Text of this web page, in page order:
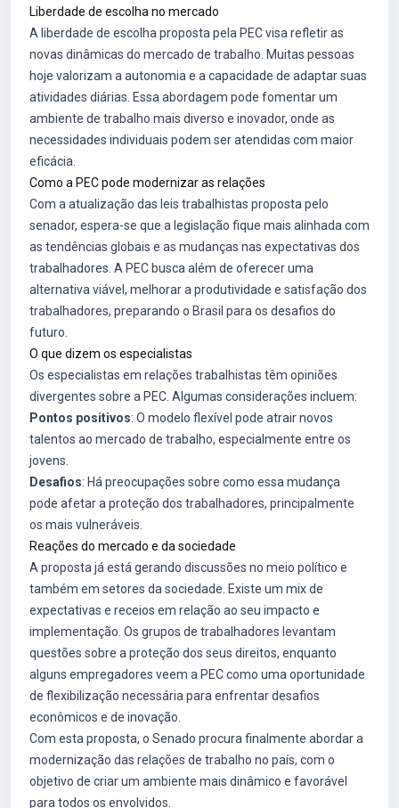
Liberdade de escolha no mercado
A liberdade de escolha proposta pela PEC visa refletir as
novas dinâmicas do mercado de trabalho. Muitas pessoas
hoje valorizam a autonomia e a capacidade de adaptar suas
atividades diárias. Essa abordagem pode fomentar um
ambiente de trabalho mais diverso e inovador, onde as
necessidades individuais podem ser atendidas com maior
eficácia.
Como a PEC pode modernizar as relações
Com a atualização das leis trabalhistas proposta pelo
senador, espera-se que a legislação fique mais alinhada com
as tendências globais e as mudanças nas expectativas dos
trabalhadores. A PEC busca além de oferecer uma
alternativa viável, melhorar a produtividade e satisfação dos
trabalhadores, preparando o Brasil para os desafios do
futuro.
O que dizem os especialistas
Os especialistas em relações trabalhistas têm opiniões
divergentes sobre a PEC. Algumas considerações incluem:
Pontos positivos: O modelo flexível pode atrair novos
talentos ao mercado de trabalho, especialmente entre os
jovens.
Desafios: Há preocupações sobre como essa mudança
pode afetar a proteção dos trabalhadores, principalmente
os mais vulneráveis.
Reações do mercado e da sociedade
A proposta já está gerando discussões no meio político e
também em setores da sociedade. Existe um mix de
expectativas e receios em relação ao seu impacto e
implementação. Os grupos de trabalhadores levantam
questões sobre a proteção dos seus direitos, enquanto
alguns empregadores veem a PEC como uma oportunidade
de flexibilização necessária para enfrentar desafios
econômicos e de inovação.
Com esta proposta, o Senado procura finalmente abordar a
modernização das relações de trabalho no país, com o
objetivo de criar um ambiente mais dinâmico e favorável
para todos os envolvidos.